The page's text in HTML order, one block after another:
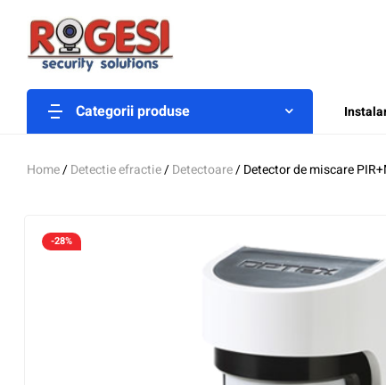
Categorii produse
Home/Detectie efractie/Detectoare/ Detector de miscare
-28%